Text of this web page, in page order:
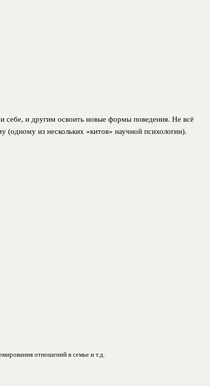
себе, и другим освоить новые формы поведения. Не всё
(одному из нескольких «китов» научной психологии).
отношений в семье и т.д.